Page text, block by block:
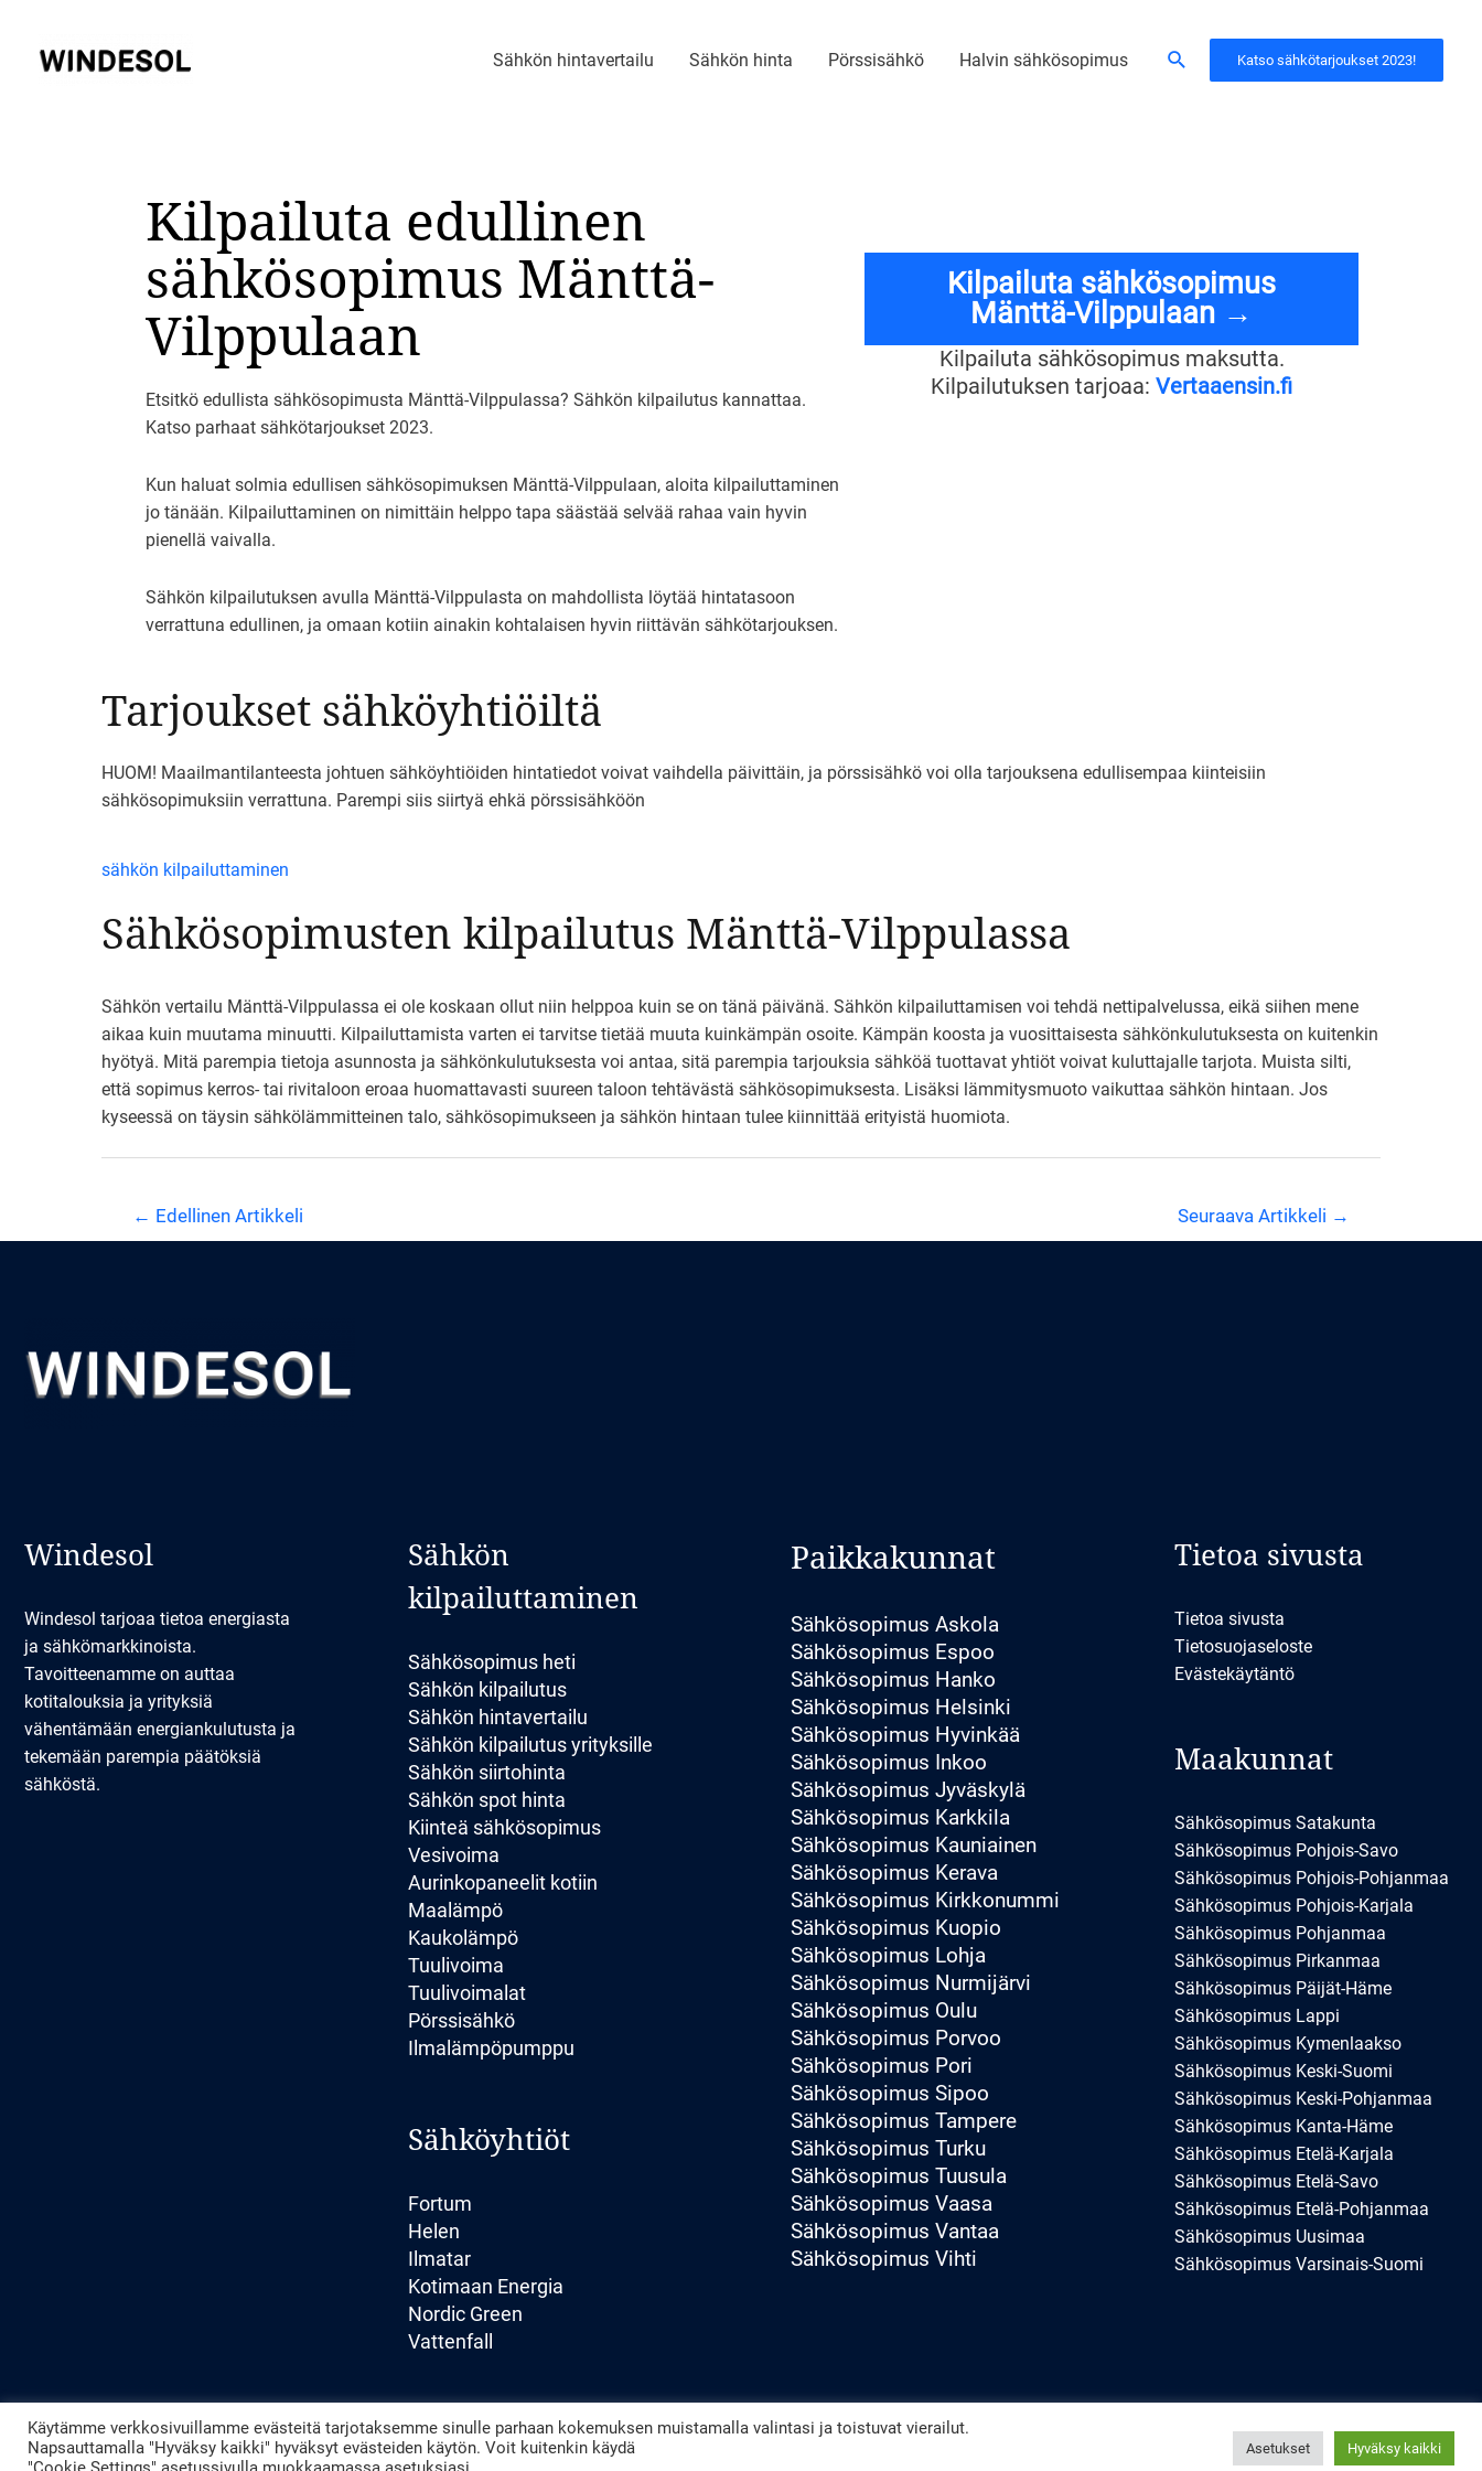
Sähkön hintavertailu
Sähkön hinta Pörssisähkö Halvin sähkösopimus Hae Katso sähkötarjoukset 2023!
Kilpailuta edullinen
sähkösopimus Mänttä-
Vilppulaan
Etsitkö edullista sähkösopimusta Mänttä-Vilppulassa? Sähkön kilpailutus kannattaa.
Katso parhaat sähkötarjoukset 2023.
Kun haluat solmia edullisen sähkösopimuksen Mänttä-Vilppulaan, aloita kilpailuttaminen
jo tänään. Kilpailuttaminen on nimittäin helppo tapa säästää selvää rahaa vain hyvin
pienellä vaivalla.
Sähkön kilpailutuksen avulla Mänttä-Vilppulasta on mahdollista löytää hintatasoon
verrattuna edullinen, ja omaan kotiin ainakin kohtalaisen hyvin riittävän sähkötarjouksen.
Kilpailuta sähkösopimus
Mänttä-Vilppulaan →
Kilpailuta sähkösopimus maksutta.
Kilpailutuksen tarjoaa: Vertaaensin.fi
Tarjoukset sähköyhtiöiltä
HUOM! Maailmantilanteesta johtuen sähköyhtiöiden hintatiedot voivat vaihdella päivittäin, ja pörssisähkö voi olla tarjouksena edullisempaa kiinteisiin
sähkösopimuksiin verrattuna. Parempi siis siirtyä ehkä pörssisähköön
sähkön kilpailuttaminen
Sähkösopimusten kilpailutus Mänttä-Vilppulassa
Sähkön vertailu Mänttä-Vilppulassa ei ole koskaan ollut niin helppoa kuin se on tänä päivänä. Sähkön kilpailuttamisen voi tehdä nettipalvelussa, eikä siihen mene
aikaa kuin muutama minuutti. Kilpailuttamista varten ei tarvitse tietää muuta kuinkämpän osoite. Kämpän koosta ja vuosittaisesta sähkönkulutuksesta on kuitenkin
hyötyä. Mitä parempia tietoja asunnosta ja sähkönkulutuksesta voi antaa, sitä parempia tarjouksia sähköä tuottavat yhtiöt voivat kuluttajalle tarjota. Muista silti,
että sopimus kerros- tai rivitaloon eroaa huomattavasti suureen taloon tehtävästä sähkösopimuksesta. Lisäksi lämmitysmuoto vaikuttaa sähkön hintaan. Jos
kyseessä on täysin sähkölämmitteinen talo, sähkösopimukseen ja sähkön hintaan tulee kiinnittää erityistä huomiota.
Artikkelien
← Edellinen Artikkeli Seuraava Artikkeli →
Windesol
Windesol tarjoaa tietoa energiasta
ja sähkömarkkinoista.
Tavoitteenamme on auttaa
kotitalouksia ja yrityksiä
vähentämään energiankulutusta ja
tekemään parempia päätöksiä
sähköstä.
Sähkön
kilpailuttaminen
Sähkösopimus heti
Sähkön kilpailutus
Sähkön hintavertailu
Sähkön kilpailutus yrityksille
Sähkön siirtohinta
Sähkön spot hinta
Kiinteä sähkösopimus
Vesivoima
Aurinkopaneelit kotiin
Maalämpö
Kaukolämpö
Tuulivoima
Tuulivoimalat
Pörssisähkö
Ilmalämpöpumppu
Sähköyhtiöt
Fortum
Helen
Ilmatar
Kotimaan Energia
Nordic Green
Vattenfall
Paikkakunnat
Sähkösopimus Askola
Sähkösopimus Espoo
Sähkösopimus Hanko
Sähkösopimus Helsinki
Sähkösopimus Hyvinkää
Sähkösopimus Inkoo
Sähkösopimus Jyväskylä
Sähkösopimus Karkkila
Sähkösopimus Kauniainen
Sähkösopimus Kerava
Sähkösopimus Kirkkonummi
Sähkösopimus Kuopio
Sähkösopimus Lohja
Sähkösopimus Nurmijärvi
Sähkösopimus Oulu
Sähkösopimus Porvoo
Sähkösopimus Pori
Sähkösopimus Sipoo
Sähkösopimus Tampere
Sähkösopimus Turku
Sähkösopimus Tuusula
Sähkösopimus Vaasa
Sähkösopimus Vantaa
Sähkösopimus Vihti
Tietoa sivusta
Tietoa sivusta
Tietosuojaseloste
Evästekäytäntö
Maakunnat
Sähkösopimus Satakunta
Sähkösopimus Pohjois-Savo
Sähkösopimus Pohjois-Pohjanmaa
Sähkösopimus Pohjois-Karjala
Sähkösopimus Pohjanmaa
Sähkösopimus Pirkanmaa
Sähkösopimus Päijät-Häme
Sähkösopimus Lappi
Sähkösopimus Kymenlaakso
Sähkösopimus Keski-Suomi
Sähkösopimus Keski-Pohjanmaa
Sähkösopimus Kanta-Häme
Sähkösopimus Etelä-Karjala
Sähkösopimus Etelä-Savo
Sähkösopimus Etelä-Pohjanmaa
Sähkösopimus Uusimaa
Sähkösopimus Varsinais-Suomi
Copyright © 2026 Windesol | Powered By Windesol
Käytämme verkkosivuillamme evästeitä tarjotaksemme sinulle parhaan kokemuksen muistamalla valintasi ja toistuvat vierailut.
Napsauttamalla "Hyväksy kaikki" hyväksyt evästeiden käytön. Voit kuitenkin käydä
Asetukset Hyväksy kaikki